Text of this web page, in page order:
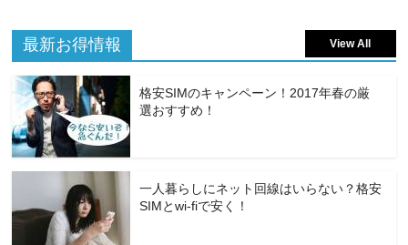
最新お得情報 View All
格安SIMのキャンペーン！2017年春の厳
選おすすめ！
一人暮らしにネット回線はいらない？格安
SIMとwi-fiで安く！